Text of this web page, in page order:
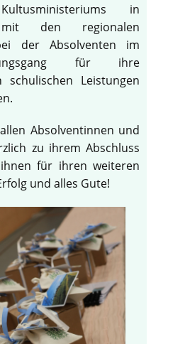
in
mit den regionalen
der Absolventen im
für ihre
schulischen Leistungen
Absolventinnen und
zu ihrem Abschluss
für ihren weiteren
und alles Gute!